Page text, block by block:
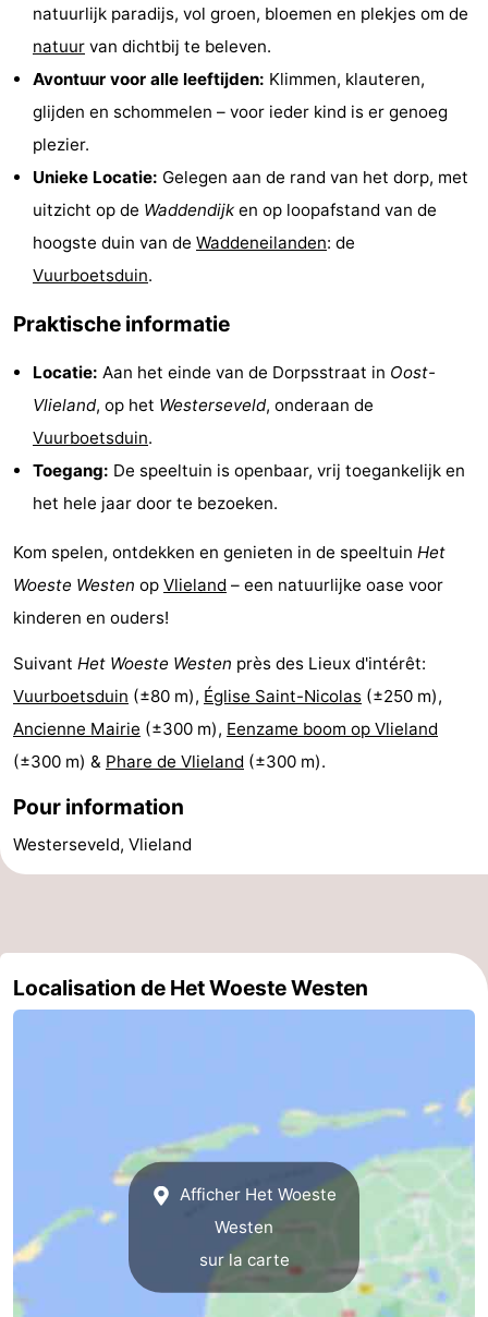
Randonnée
Peche
Sportive
Equitation
Promenade
Observation
Forum
Stationnement
Saut
Wadden
Médicales
Région
Friesland
-
Leeuwarden
Îles
de
-
Terschelling
-
natuurlijk paradijs, vol groen, bloemen en plekjes om de
natuur van dichtbij te beleven.
Avontuur voor alle leeftijden: Klimmen, klauteren,
glijden en schommelen – voor ieder kind is er genoeg
plezier.
Unieke Locatie: Gelegen aan de rand van het dorp, met
uitzicht op de Waddendijk en op loopafstand van de
hoogste duin van de Waddeneilanden: de
Vuurboetsduin.
Praktische informatie
Locatie: Aan het einde van de Dorpsstraat in Oost-
Vlieland, op het Westerseveld, onderaan de
Vuurboetsduin.
Toegang: De speeltuin is openbaar, vrij toegankelijk en
het hele jaar door te bezoeken.
Kom spelen, ontdekken en genieten in de speeltuin Het
Woeste Westen op Vlieland – een natuurlijke oase voor
kinderen en ouders!
Suivant Het Woeste Westen près des Lieux d'intérêt:
Vuurboetsduin (±80 m), Église Saint-Nicolas (±250 m),
Ancienne Mairie (±300 m), Eenzame boom op Vlieland
(±300 m) & Phare de Vlieland (±300 m).
Pour information
Westerseveld, Vlieland
Localisation de Het Woeste Westen
Afficher Het Woeste
Westen
sur la carte